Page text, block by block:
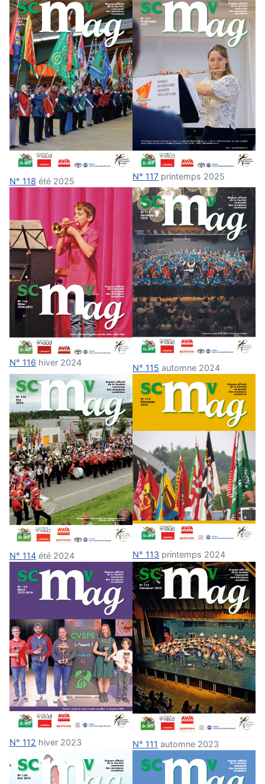
N° 118 été 2025 N° 117 printemps 2025
N° 116 hiver 2024
N° 115 automne 2024
N° 114 été 2024 N° 113 printemps 2024
N° 112 hiver 2023 N° 111 automne 2023